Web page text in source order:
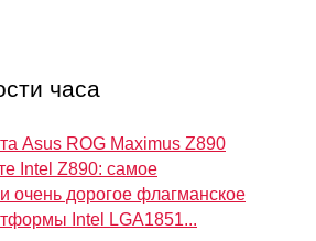
часа
Asus ROG Maximus Z890
Intel Z890: самое
очень дорогое флагманское
Intel LGA1851...